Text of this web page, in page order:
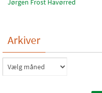
Jørgen Frost Havørred
Arkiver
Arkiver